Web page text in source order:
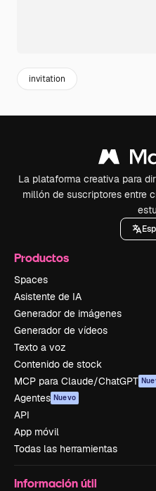
invitation
La plataforma creativa para
millón de suscriptores entre
Productos
Spaces
Asistente de IA
Generador de imágenes
Generador de vídeos
Texto a voz
Contenido de stock
MCP para Claude/ChatGPT
Agentes Nuevo
API
App móvil
Todas las herramientas
Información útil